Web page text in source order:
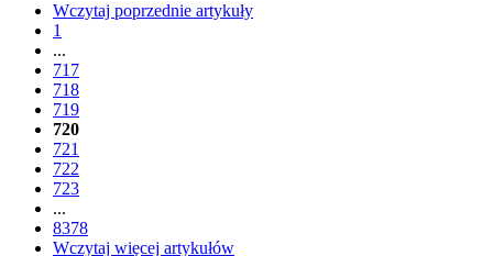
Wczytaj poprzednie artykuły
1
...
717
718
719
720
721
722
723
...
8378
Wczytaj więcej artykułów